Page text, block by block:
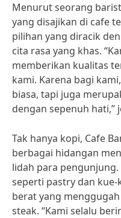
Menurut seorang
yang disajikan di cafe
pilihan yang diracik
cita rasa yang khas.
memberikan kualitas
kami. Karena bagi
biasa, tapi juga
dengan sepenuh hati,”
Tak hanya kopi, Cafe
berbagai hidangan
lidah para
seperti pastry dan
berat yang
steak. “Kami selalu